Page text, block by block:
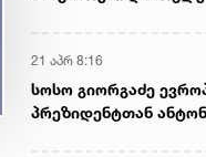
21 აპრ 8:16
სოსო გიორგაძე
პრეზიდენტთან